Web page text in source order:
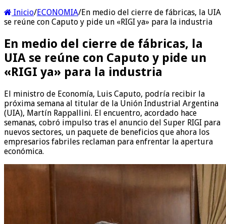
Inicio/ECONOMIA/En medio del cierre de fábricas, la UIA
se reúne con Caputo y pide un «RIGI ya» para la industria
En medio del cierre de fábricas, la
UIA se reúne con Caputo y pide un
«RIGI ya» para la industria
El ministro de Economía, Luis Caputo, podría recibir la
próxima semana al titular de la Unión Industrial Argentina
(UIA), Martín Rappallini. El encuentro, acordado hace
semanas, cobró impulso tras el anuncio del Super RIGI para
nuevos sectores, un paquete de beneficios que ahora los
empresarios fabriles reclaman para enfrentar la apertura
económica.